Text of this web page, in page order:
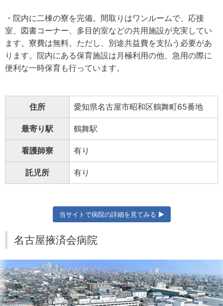
・院内に二棟の寮を完備。間取りはワンルームで、応接
室、図書コーナー、多目的室などの共用施設が充実してい
ます。寮費は無料。ただし、別途共益費を支払う必要があ
ります。院内にある保育施設は月極利用の他、急用の際に
便利な一時保育も行っています。
住所 愛知県名古屋市昭和区鶴舞町65番地
最寄り駅 鶴舞駅
看護師寮 有り
託児所 有り
当サイトで病院の詳細を見てみる ▶
名古屋掖済会病院